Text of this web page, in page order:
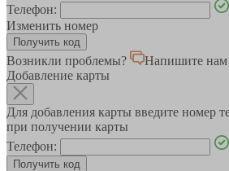
Телефон:
Изменить номер
Возникли проблемы?
Напишите нам
Добавление карты
Для добавления карты введите номер
при получении карты
Телефон: